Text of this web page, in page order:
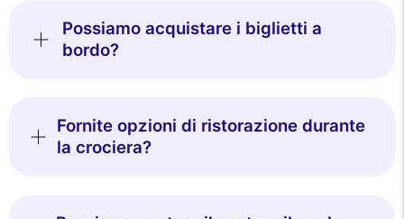
Possiamo acquistare i biglietti a
bordo?
Fornite opzioni di ristorazione durante
la crociera?